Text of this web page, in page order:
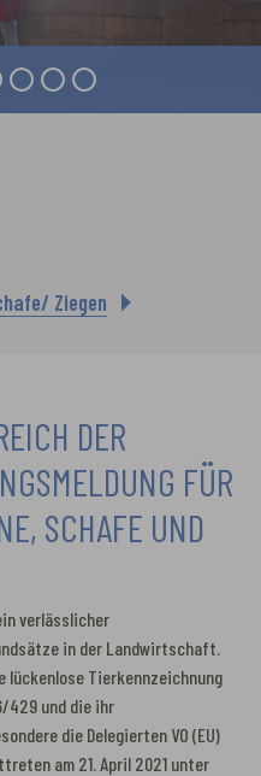
Ziegen
DER
FÜR
SCHAFE UND
verlässlicher
in der Landwirtschaft.
lückenlose Tierkennzeichnung
429 und die ihr
die Delegierten VO (EU)
am 21. April 2021 unter